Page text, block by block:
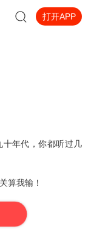
打开APP
年代，你都听过几
算我输！